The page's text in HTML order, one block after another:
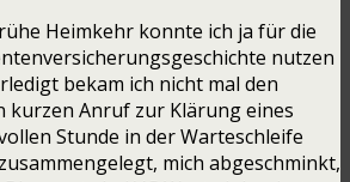
Heimkehr konnte ich ja für die
nutzen
bekam ich nicht mal den
kurzen Anruf zur Klärung eines
Stunde in der Warteschleife
mich abgeschminkt,